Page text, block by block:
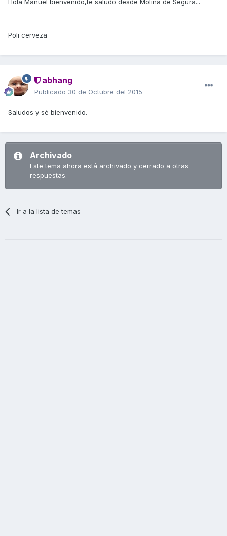
Poli cerveza_
abhang
Publicado 30 de Octubre del 2015
Saludos y sé bienvenido.
Archivado
Este tema ahora está archivado y cerrado a otras
respuestas.
Ir a la lista de temas